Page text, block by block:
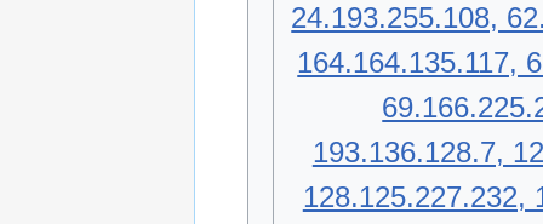
24.193.255.108,
164.164.135.117,
193.136.128.7,
128.125.227.232,